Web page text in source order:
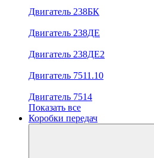
Двигатель 238БК
Двигатель 238ДЕ
Двигатель 238ДЕ2
Двигатель 7511.10
Двигатель 7514
Показать все
Коробки передач